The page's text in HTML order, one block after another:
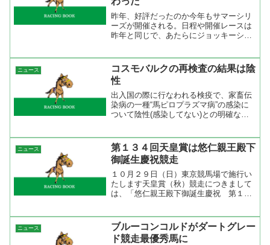
昨年、好評だったのか今年もサマーシリ
ーズが開催される。日程や開催レースは
昨年と同じで、あたらにジョッキーシリ
ちらっと書いてありますが、どうなの
か。ちなみに昨...
ニュース
コスモバルクの再検査の結果は陰
性
出入国の際に行なわれる検疫で、家畜伝
染病の一種“馬ピロプラズマ病”の感染に
ついて陰性(感染してない)との明確な反
査の結果、陰性であることが24日(水)判
明した。地方競馬...
ニュース
第１３４回天皇賞は悠仁親王殿下
御誕生慶祝競走
１０月２９日（日）東京競馬場で施行い
たします天皇賞（秋）競走につきまして
は、「悠仁親王殿下御誕生慶祝 第１３
Ａ 今年の天皇賞秋は９月６日にお生ま
れになった悠仁親王殿下の慶...
ニュース
ブルーコンコルドがダートグレー
ド競走最優秀馬に